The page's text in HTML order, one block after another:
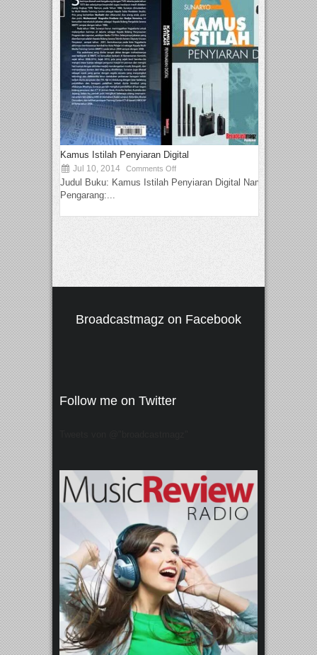
Kamus Istilah Penyiaran Digital
Jul 10, 2014 Comments Off
Judul Buku: Kamus Istilah Penyiaran Digital Nama
Pengarang:...
Broadcastmagz on Facebook
Follow me on Twitter